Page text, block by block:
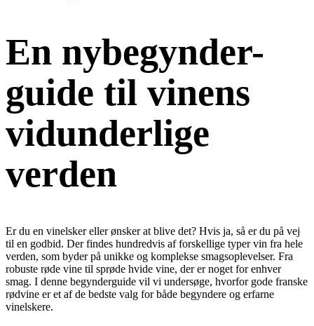
En nybegynder-
guide til vinens
vidunderlige
verden
Er du en vinelsker eller ønsker at blive det? Hvis ja, så er du på vej
til en godbid. Der findes hundredvis af forskellige typer vin fra hele
verden, som byder på unikke og komplekse smagsoplevelser. Fra
robuste røde vine til sprøde hvide vine, der er noget for enhver
smag. I denne begynderguide vil vi undersøge, hvorfor gode franske
rødvine er et af de bedste valg for både begyndere og erfarne
vinelskere.